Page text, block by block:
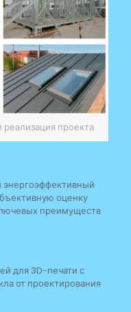
реализация проекта
оценку
преимуществ
для 3D-печати с
от проектирования